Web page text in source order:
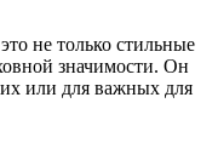
не только стильные
значимости. Он
или для важных для